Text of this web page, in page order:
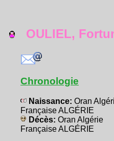
OULIEL,
Chronologie
Naissance: Oran
Française ALGÉRIE
Décès: Oran Algérie
Française ALGÉRIE